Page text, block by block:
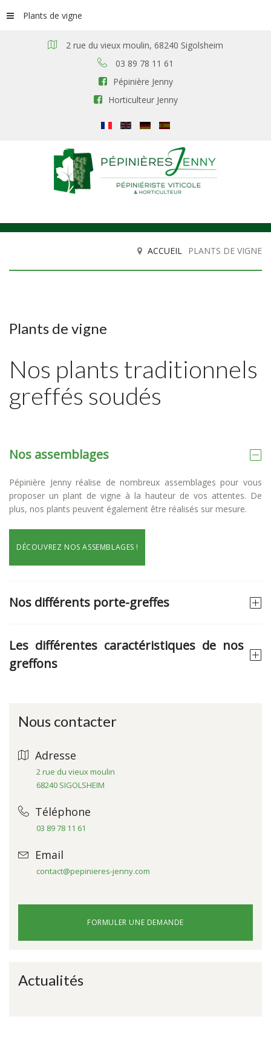
2 rue du vieux moulin, 68240 Sigolsheim
03 89 78 11 61
Pépinière Jenny
Horticulteur Jenny
Plants de vigne
ACCUEIL PLANTS DE VIGNE
Plants de vigne
Nos plants traditionnels
greffés soudés
Nos assemblages
Pépinière Jenny réalise de nombreux assemblages pour vous
proposer un plant de vigne à la hauteur de vos attentes. De
plus, nos plants peuvent également être réalisés sur mesure.
DÉCOUVREZ NOS ASSEMBLAGES !
Nos différents porte-greffes
Les différentes caractéristiques de nos
greffons
Nous contacter
Adresse
2 rue du vieux moulin
68240 SIGOLSHEIM
Téléphone
03 89 78 11 61
Email
contact@pepinieres-jenny.com
FORMULER UNE DEMANDE
Actualités